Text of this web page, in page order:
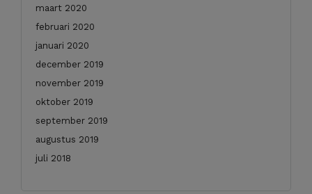
maart 2020
februari 2020
januari 2020
december 2019
november 2019
oktober 2019
september 2019
augustus 2019
juli 2018